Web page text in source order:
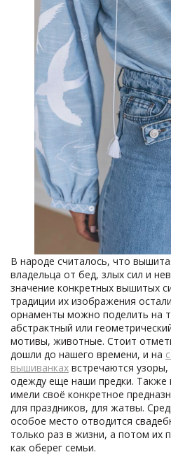
В народе считалось, что
владельца от бед, злых сил и
значение конкретных вышитых
традиции их изображения
орнаменты можно поделить на
абстрактный или
мотивы, животные. Стоит
дошли до нашего времени, и на
вышиванках встречаются
одежду еще наши предки. Также
имели своё конкретное
для праздников, для жатвы.
особое место отводится
только раз в жизни, а потом их
как оберег семьи.